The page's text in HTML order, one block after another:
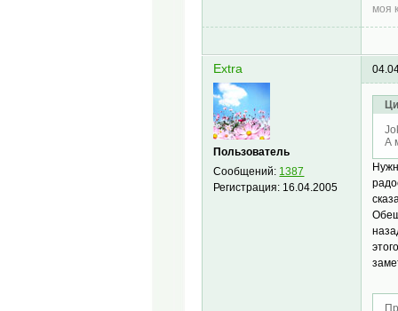
моя
Extra
Пользователь
Сообщений: 1387
Регистрация: 16.04.2005
А